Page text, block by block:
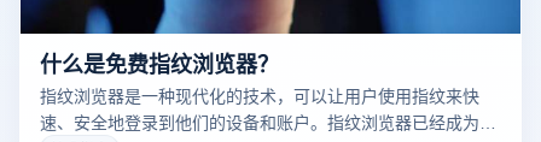
什么是免费指纹浏览器？
指纹浏览器是一种现代化的技术，可以让用户使用指纹来快
速、安全地登录到他们的设备和账户。指纹浏览器已经成为了